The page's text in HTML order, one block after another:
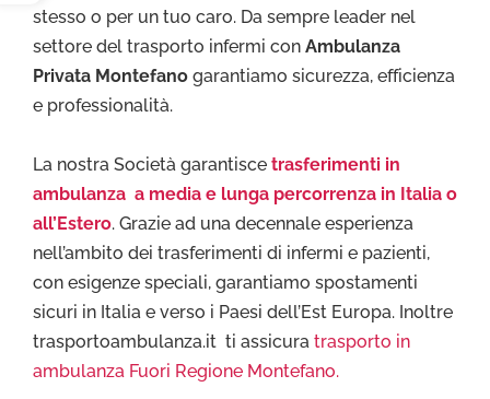
stesso o per un tuo caro. Da sempre leader nel
settore del trasporto infermi con Ambulanza
Privata Montefano garantiamo sicurezza, efficienza
e professionalità.
La nostra Società garantisce trasferimenti in
ambulanza a media e lunga percorrenza in Italia o
all’Estero. Grazie ad una decennale esperienza
nell’ambito dei trasferimenti di infermi e pazienti,
con esigenze speciali, garantiamo spostamenti
sicuri in Italia e verso i Paesi dell’Est Europa. Inoltre
trasportoambulanza.it ti assicura trasporto in
ambulanza Fuori Regione Montefano.